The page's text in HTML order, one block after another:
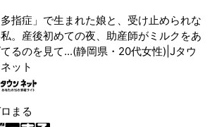
多指症」で生まれた娘と、受け止められな
。産後初めての夜、助産師がミルクをあ
るのを見て...(静岡県・20代女性)|Jタウ
ット
まる